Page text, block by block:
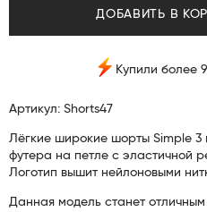
ДОБАВИТЬ В
Купили более
Артикул: Shorts47
Лёгкие широкие шорты Simple 3
футера на петле с эластичной
Логотип вышит нейлоновыми
Данная модель станет